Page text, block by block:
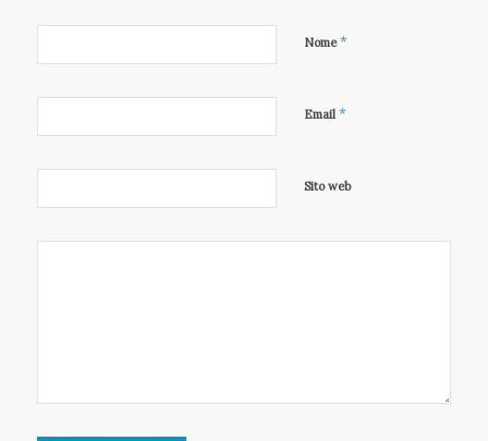
Nome*
Email *
Sito web